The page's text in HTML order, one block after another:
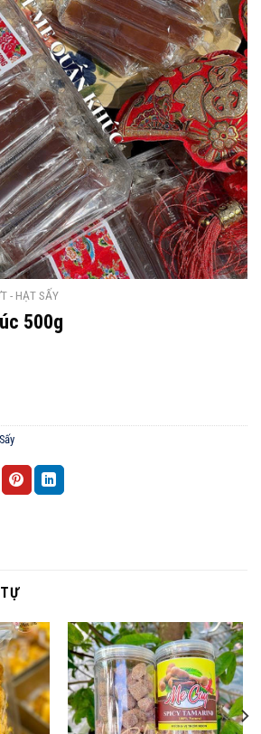
- HẠT SẤY
500g